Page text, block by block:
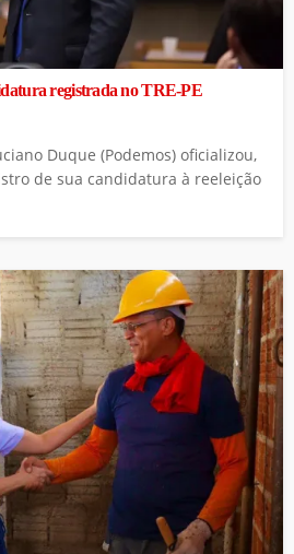
registrada no TRE-PE
Duque (Podemos) oficializou,
de sua candidatura à reeleição